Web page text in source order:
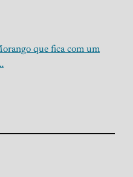
que fica com um